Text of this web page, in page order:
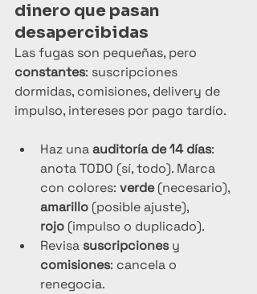
dinero que pasan
desapercibidas
Las fugas son pequeñas, pero
constantes: suscripciones
dormidas, comisiones, delivery de
impulso, intereses por pago tardío.
Haz una auditoría de 14 días:
anota TODO (sí, todo). Marca
con colores: verde (necesario),
amarillo (posible ajuste),
rojo (impulso o duplicado).
Revisa suscripciones y
comisiones: cancela o
renegocia.